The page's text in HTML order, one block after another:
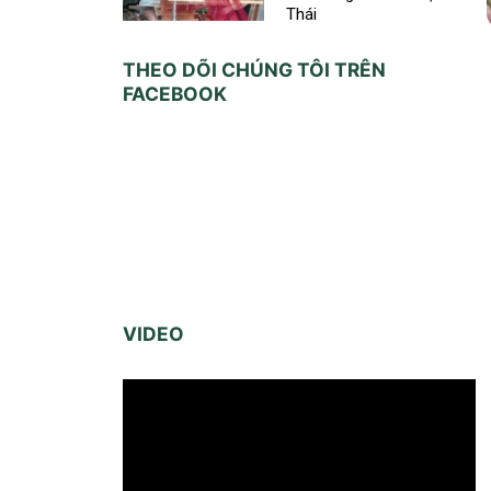
Thái
THEO DÕI CHÚNG TÔI TRÊN
FACEBOOK
VIDEO